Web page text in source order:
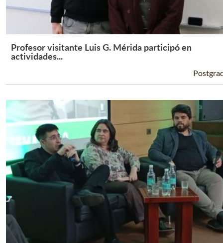
Leer Más +
Profesor visitante Luis G. Mérida participó en
actividades...